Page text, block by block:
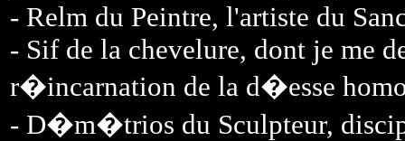
- Relm du Peintre, l'artiste du
- Sif de la chevelure, dont je me
r�incarnation de la d�esse
- D�m�trios du Sculpteur,